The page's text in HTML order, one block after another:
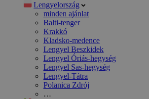
Lengyelország
minden ajánlat
Balti-tenger
Krakkó
Kladsko-medence
Lengyel Beszkidek
Lengyel Óriás-hegység
Lengyel Sas-hegység
Lengyel-Tátra
Polanica Zdrój
…